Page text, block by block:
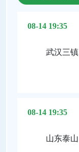
08-14 19:35
武汉三镇
08-14 19:35
山东泰山